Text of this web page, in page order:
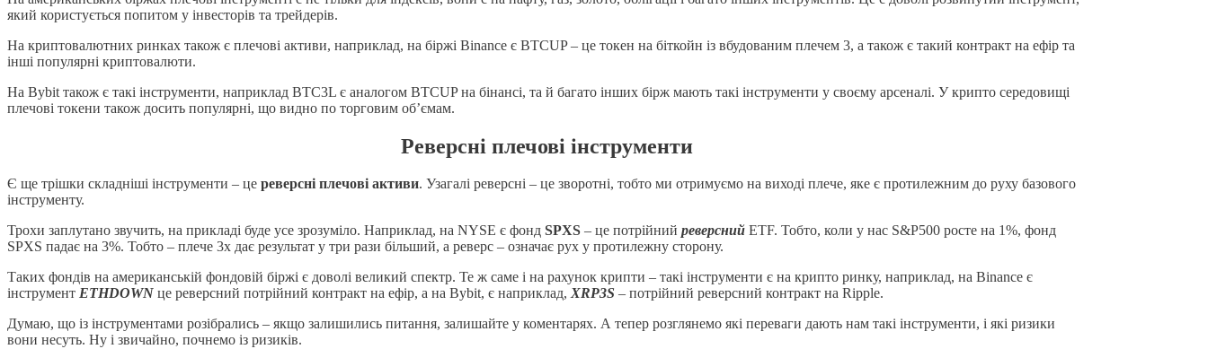
який користується попитом у інвесторів та трейдерів.
На криптовалютних ринках також є плечові активи, наприклад, на біржі Binance є BTCUP – це токен на біткойн із вбудованим плечем 3, а також є такий контракт на ефір та
інші популярні криптовалюти.
На Bybit також є такі інструменти, наприклад BTC3L є аналогом BTCUP на бінансі, та й багато інших бірж мають такі інструменти у своєму арсеналі. У крипто середовищі
плечові токени також досить популярні, що видно по торговим об’ємам.
Реверсні плечові інструменти
Є ще трішки складніші інструменти – це реверсні плечові активи. Узагалі реверсні – це зворотні, тобто ми отримуємо на виході плече, яке є протилежним до руху базового
інструменту.
Трохи заплутано звучить, на прикладі буде усе зрозуміло. Наприклад, на NYSE є фонд SPXS – це потрійний реверсний ETF. Тобто, коли у нас S&P500 росте на 1%, фонд
SPXS падає на 3%. Тобто – плече 3х дає результат у три рази більший, а реверс – означає рух у протилежну сторону.
Таких фондів на американській фондовій біржі є доволі великий спектр. Те ж саме і на рахунок крипти – такі інструменти є на крипто ринку, наприклад, на Binance є
інструмент ETHDOWN це реверсний потрійний контракт на ефір, а на Bybit, є наприклад,XRP3S – потрійний реверсний контракт на Ripple.
Думаю, що із інструментами розібрались – якщо залишились питання, залишайте у коментарях. А тепер розглянемо які переваги дають нам такі інструменти, і які ризики
вони несуть. Ну і звичайно, почнемо із ризиків.